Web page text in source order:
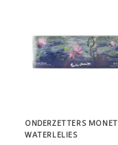
ONDERZETTERS MONET
WATERLELIES